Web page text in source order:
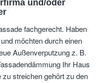
und/oder
fachgerecht. Haben
möchten durch einen
Außenverputzung z. B.
Ihr Haus
streichen gehört zu den